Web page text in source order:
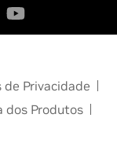
de Privacidade
dos Produtos